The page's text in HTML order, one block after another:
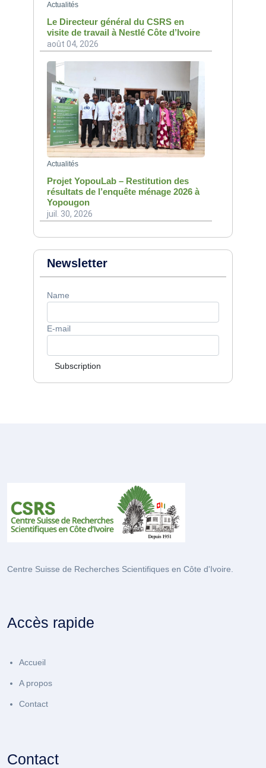
Actualités
Le Directeur général du CSRS en
visite de travail à Nestlé Côte d’Ivoire
août 04, 2026
Actualités
Projet YopouLab – Restitution des
résultats de l’enquête ménage 2026 à
Yopougon
juil. 30, 2026
Newsletter
Name
E-mail
Subscription
Centre Suisse de Recherches Scientifiques en Côte d'Ivoire.
Accès rapide
Accueil
A propos
Contact
Contact